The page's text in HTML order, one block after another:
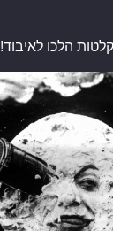
הלכו לאיבוד!